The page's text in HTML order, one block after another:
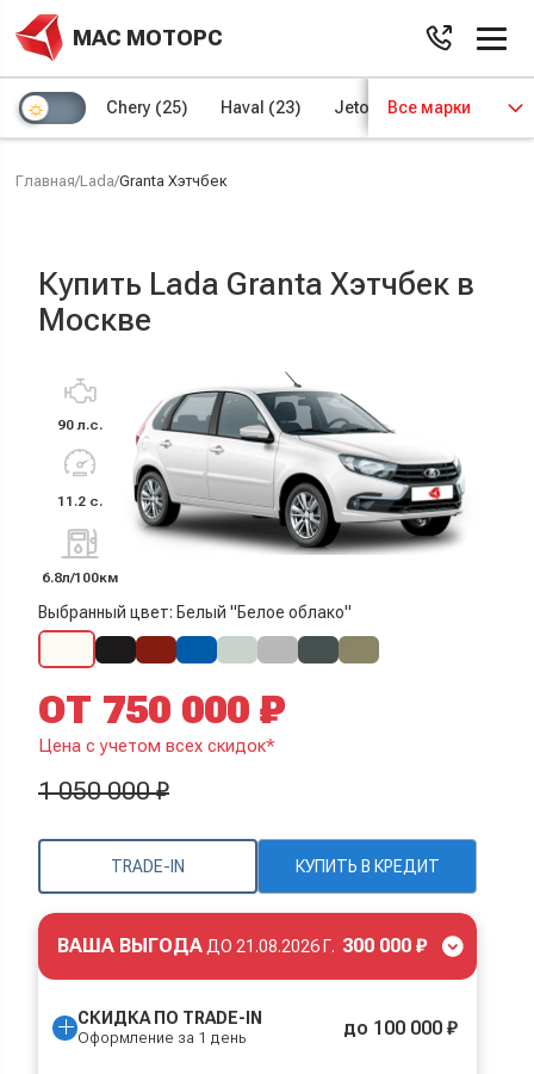
МАС МОТОРС
Chery (25) Haval (23) Jetour (8) Kaiyi (4)
Все марки
Главная/Lada/Granta Хэтчбек
Купить Lada Granta Хэтчбек в
Москве
90 л.с.
11.2 с.
6.8л/100км
Выбранный цвет: Белый "Белое облако"
TRADE-IN КУПИТЬ В КРЕДИТ
ОТ 750 000 ₽
Цена с учетом всех скидок*
1 050 000 ₽
ВАША ВЫГОДА ДО 21.08.2026 Г. 300 000 ₽
СКИДКА ПО TRADE-IN
Оформление за 1 день до 100 000 ₽